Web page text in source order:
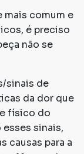
mais comum e
é preciso
não se
sinais de
da dor que
físico do
sinais,
causas para a